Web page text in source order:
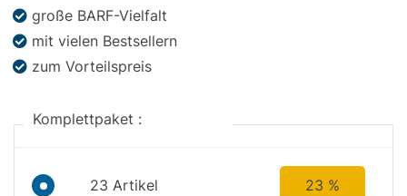
große BARF-Vielfalt
mit vielen Bestsellern
zum Vorteilspreis
Komplettpaket :
23 Artikel 23 %